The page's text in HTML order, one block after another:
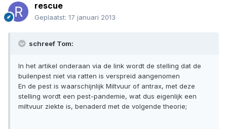
rescue
Geplaatst: 17 januari 2013
schreef Tom:
In het artikel onderaan via de link wordt de stelling dat de
builenpest niet via ratten is verspreid aangenomen
En de pest is waarschijnlijk Miltvuur of antrax, met deze
stelling wordt een pest-pandemie, wat dus eigenlijk een
miltvuur ziekte is, benaderd met de volgende theorie;